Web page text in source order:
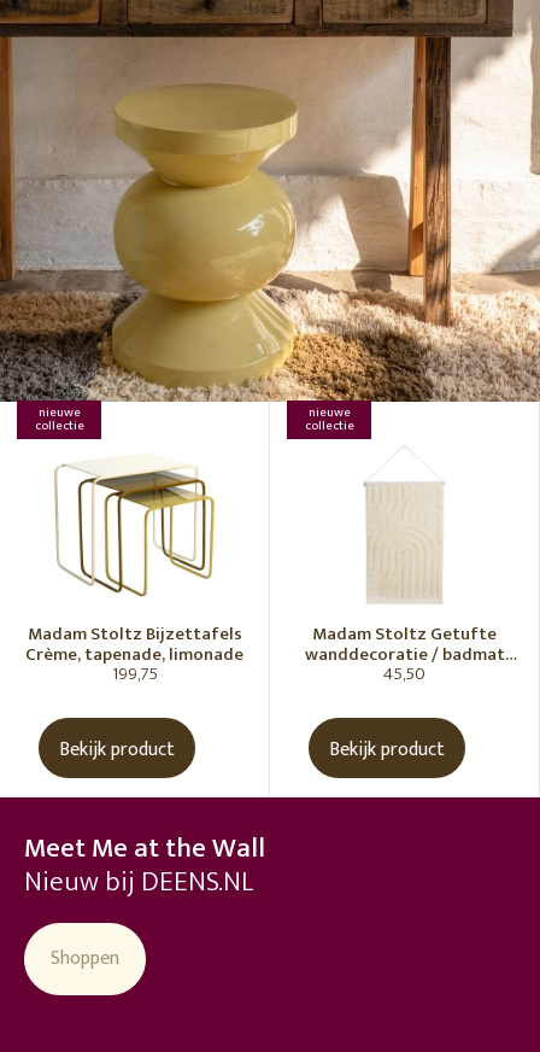
nieuwe
collectie
Madam Stoltz Bijzettafels
Crème, tapenade, limonade
199,75
Bekijk product
nieuwe
collectie
Madam Stoltz Getufte
wanddecoratie / badmat
Vanille
45,50
Bekijk product
Meet Me at the Wall
Nieuw bij DEENS.NL
Shoppen